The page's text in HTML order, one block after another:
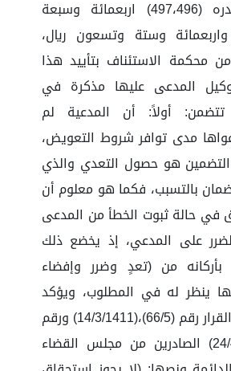
بدفع مبلغ وقدره (497،496) اربعمائة وسبعة
وستة وتسعون ريال،
محكمة الاستئناف بتأييد هذا
المدعى عليها مذكرة في
1444هـ، تتضمن: أولاً: أن المدعية لم
مدى توافر شروط التعويض،
هو حصول التعدي والذي
بالتسبب، فكما هو معلوم أن
في حالة ثبوت الخطأ من المدعى
على المدعي، إذ يخضع ذلك
بأركانه من (تعدٍ وضرر وإفضاء
ينظر له في المطلوب، ويؤكد
ذلك ما جاء في القرار رقم (66/5)،(14/3/1411) ورقم
(108/5)،(24/4/1411) الصادرين من مجلس القضاء